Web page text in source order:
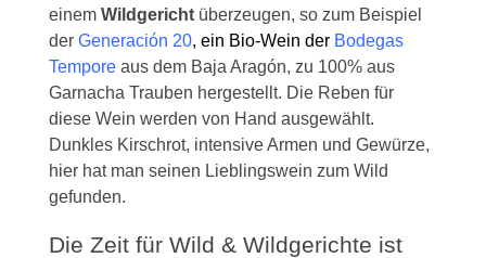
einem Wildgerichtüberzeugen, so zum Beispiel
der Generación 20, ein Bio-Wein der Bodegas
Tempore aus dem Baja Aragón, zu 100% aus
Garnacha Trauben hergestellt. Die Reben für
diese Wein werden von Hand ausgewählt.
Dunkles Kirschrot, intensive Armen und Gewürze,
hier hat man seinen Lieblingswein zum Wild
gefunden.
Die Zeit für Wild & Wildgerichte ist